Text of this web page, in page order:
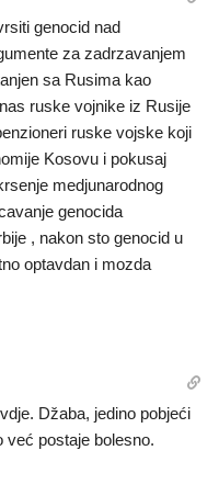
genocid nad
za zadrzavanjem
sa Rusima kao
ruske vojnike iz Rusije
ruske vojske koji
Kosovu i pokusaj
medjunarodnog
genocida
, nakon sto genocid u
optavdan i mozda
Džaba, jedino pobjeći
već postaje bolesno.